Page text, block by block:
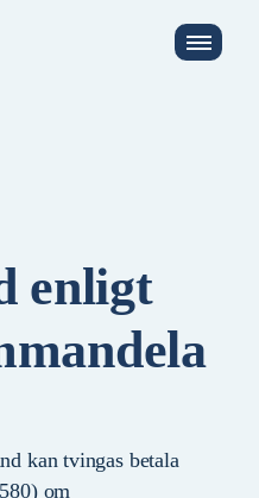
enligt
kan tvingas betala
om